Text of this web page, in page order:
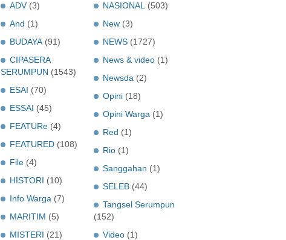
ADV (3)
And (1)
BUDAYA (91)
CIPASERA
SERUMPUN (1543)
ESAI (70)
ESSAI (45)
FEATURe (4)
FEATURED (108)
File (4)
HISTORI (10)
Info Warga (7)
MARITIM (5)
MISTERI (21)
NASIONAL
(503)
New (3)
NEWS (1727)
News & video (1)
Newsda (2)
Opini (18)
Opini Warga (1)
Red (1)
Rio (1)
Sanggahan (1)
SELEB (44)
Tangsel Serumpun
(152)
Video (1)